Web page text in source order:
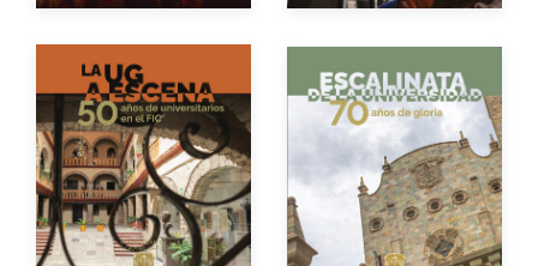
Autor
Año de edición
Impreso $400.00
Autor
Año de edición
Impreso $400.00